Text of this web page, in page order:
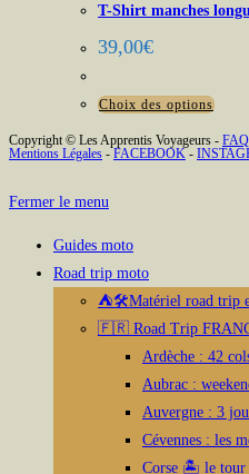
T-Shirt manches
39,00€
Choix des optionsCe
a
être
sur
la
page
du
Copyright © Les Apprentis Voyageurs - FAQ
Mentions Légales - FACEBOOK -
Fermer le menu
Guides moto
Road trip moto
⛺🛠️Matériel road trip
🇫🇷 Road Trip
Ardèche : 42
Aubrac :
Auvergne : 3
Cévennes : les
Corse 🏝️ le tour